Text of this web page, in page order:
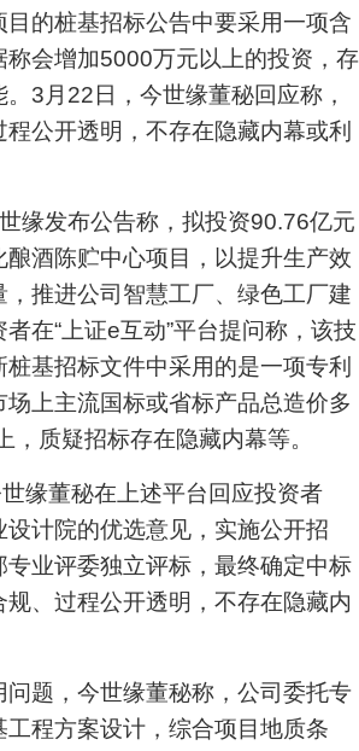
目的桩基招标公告中要采用一项含
称会增加5000万元以上的投资，存
3月22日，今世缘董秘回应称，
公开透明，不存在隐藏内幕或利
发布公告称，拟投资90.76亿元
酿酒陈贮中心项目，以提升生产效
推进公司智慧工厂、绿色工厂建
在“上证e互动”平台提问称，该技
基招标文件中采用的是一项专利
上主流国标或省标产品总造价多
，质疑招标存在隐藏内幕等。
董秘在上述平台回应投资者
计院的优选意见，实施公开招
专业评委独立评标，最终确定中标
、过程公开透明，不存在隐藏内
题，今世缘董秘称，公司委托专
工程方案设计，综合项目地质条